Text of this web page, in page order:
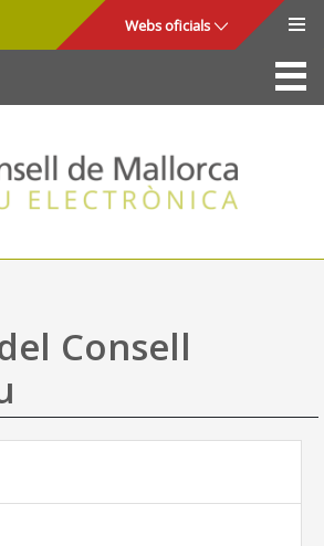
Webs oficials
La Seu
Consell de Mallorca
Accés i seguretat
Utilitats
Ajuda
Consell